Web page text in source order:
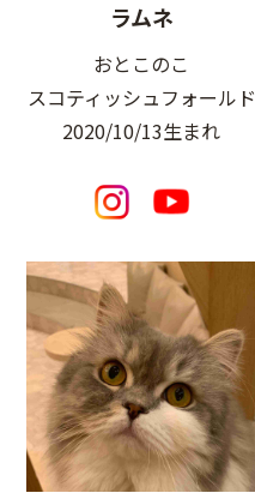
ラムネ
おとこのこ
スコティッシュフォールド
2020/10/13生まれ